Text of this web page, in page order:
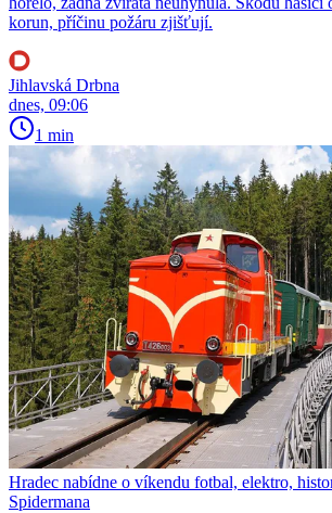
korun, příčinu požáru zjišťují.
Jihlavská Drbna
dnes, 09:06
1 min
Hradec nabídne o víkendu fotbal, elektro,
Spidermana